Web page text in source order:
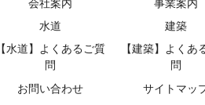
水道
建築
【水道】よくあるご質
問
【建築】よくあ
問
お問い合わせ
サイトマッ